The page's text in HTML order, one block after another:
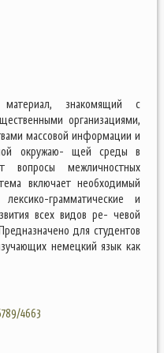
знакомящий с
организациями,
массовой информации и
окружаю- щей среды в
вопросы межличностных
включает необходимый
грамматические и
всех видов ре- чевой
для студентов
немецкий язык как
4663